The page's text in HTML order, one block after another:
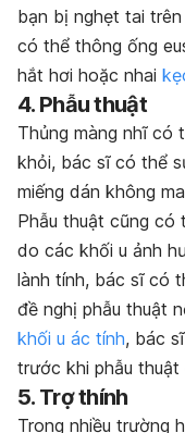
bạn bị nghẹt tai
có thể thông ống
hắt hơi hoặc nhai
4. Phẫu thuật
Thủng màng nhĩ có
khỏi, bác sĩ có thể
miếng dán không
Phẫu thuật cũng có
do các khối u ảnh
lành tính, bác sĩ có
đề nghị phẫu thuật
khối u ác tính, bác
trước khi phẫu
5. Trợ thính
Trong nhiều trường